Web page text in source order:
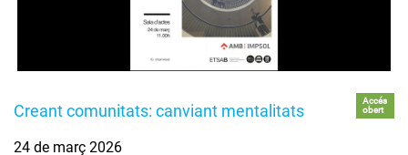
Creant comunitats: canviant mentalitats
Accés
obert
24 de març 2026